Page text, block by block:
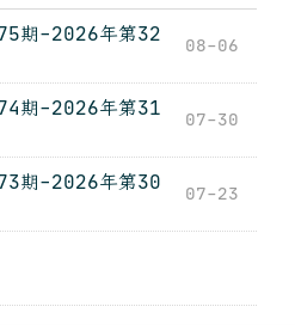
期-2026年第32
08-06
期-2026年第31
07-30
期-2026年第30
07-23